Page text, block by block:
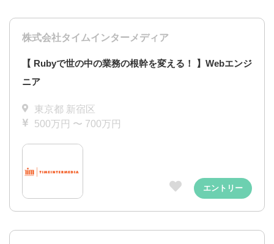
株式会社タイムインターメディア
【 Rubyで世の中の業務の根幹を変える！ 】Webエンジ
ニア
東京都 新宿区
500万円 〜 700万円
エントリー